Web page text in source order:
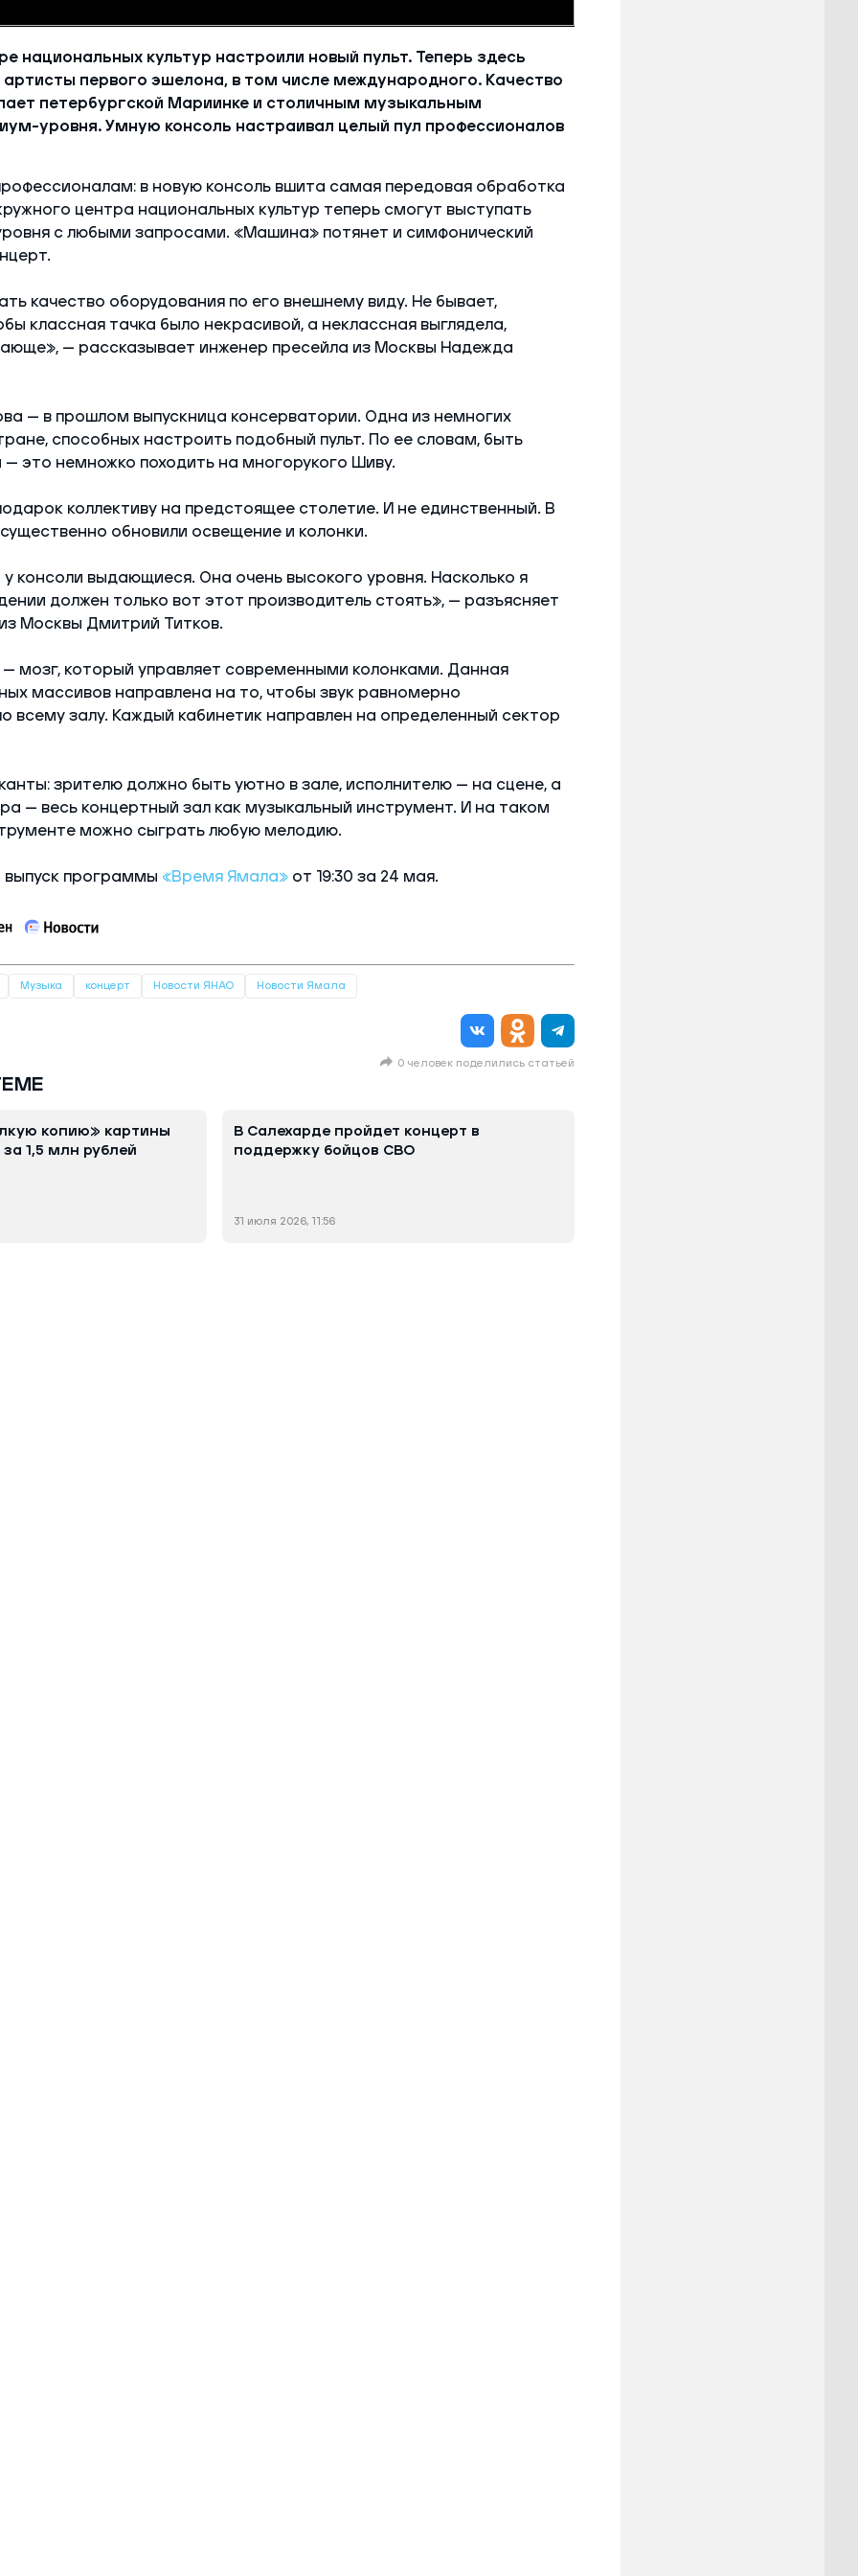
национальных культур настроили новый пульт. Теперь здесь
первого эшелона, в том числе международного. Качество
петербургской Мариинке и столичным музыкальным
уровня. Умную консоль настраивал целый пул профессионалов
в новую консоль вшита самая передовая обработка
центра национальных культур теперь смогут выступать
с любыми запросами. «Машина» потянет и симфонический
качество оборудования по его внешнему виду. Не бывает,
классная тачка было некрасивой, а неклассная выглядела,
— рассказывает инженер пресейла из Москвы Надежда
— в прошлом выпускница консерватории. Одна из немногих
способных настроить подобный пульт. По ее словам, быть
это немножко походить на многорукого Шиву.
коллективу на предстоящее столетие. И не единственный. В
обновили освещение и колонки.
консоли выдающиеся. Она очень высокого уровня. Насколько я
должен только вот этот производитель стоять», — разъясняет
Москвы Дмитрий Титков.
мозг, который управляет современными колонками. Данная
массивов направлена на то, чтобы звук равномерно
всему залу. Каждый кабинетик направлен на определенный сектор
зрителю должно быть уютно в зале, исполнителю — на сцене, а
— весь концертный зал как музыкальный инструмент. И на таком
можно сыграть любую мелодию.
программы «Время Ямала» от 19:30 за 24 мая.
Музыка концерт Новости ЯНАО Новости Ямала
0 человек поделились статьей
копию» картины
1,5 млн рублей
В Салехарде пройдет концерт в
поддержку бойцов СВО
31 июля 2026, 11:56